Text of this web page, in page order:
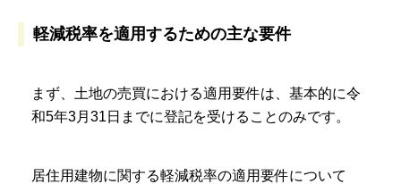
軽減税率を適用するための主な要件
まず、土地の売買における適用要件は、基本的に令
和5年3月31日までに登記を受けることのみです。
居住用建物に関する軽減税率の適用要件について